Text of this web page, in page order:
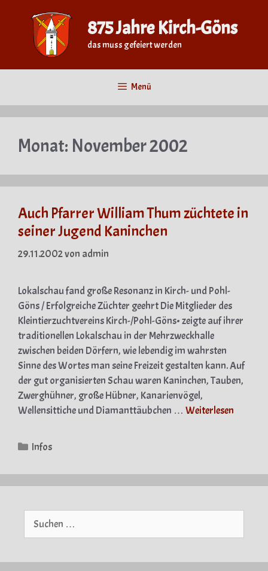
springen
875 Jahre Kirch-Göns
das muss gefeiert werden
Menü
Monat: November 2002
Auch Pfarrer William Thum züchtete in
seiner Jugend Kaninchen
29.11.2002von admin
Lokalschau fand große Resonanz in Kirch- und Pohl-
Göns / Erfolgreiche Züchter geehrt Die Mitglieder des
Kleintierzuchtvereins Kirch-/Pohl-Göns• zeigte auf ihrer
traditionellen Lokalschau in der Mehrzweckhalle
zwischen beiden Dörfern, wie lebendig im wahrsten
Sinne des Wortes man seine Freizeit gestalten kann. Auf
der gut organisierten Schau waren Kaninchen, Tauben,
Zwerghühner, große Hübner, Kanarienvögel,
Wellensittiche und Diamanttäubchen … Weiterlesen
Kategorien
Infos
Suche